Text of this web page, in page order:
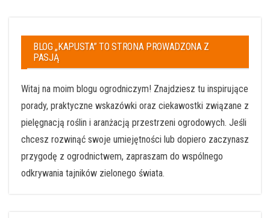
BLOG „KAPUSTA” TO STRONA PROWADZONA Z
PASJĄ
Witaj na moim blogu ogrodniczym! Znajdziesz tu inspirujące
porady, praktyczne wskazówki oraz ciekawostki związane z
pielęgnacją roślin i aranżacją przestrzeni ogrodowych. Jeśli
chcesz rozwinąć swoje umiejętności lub dopiero zaczynasz
przygodę z ogrodnictwem, zapraszam do wspólnego
odkrywania tajników zielonego świata.